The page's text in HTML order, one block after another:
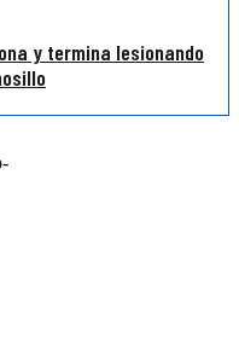
y termina lesionando